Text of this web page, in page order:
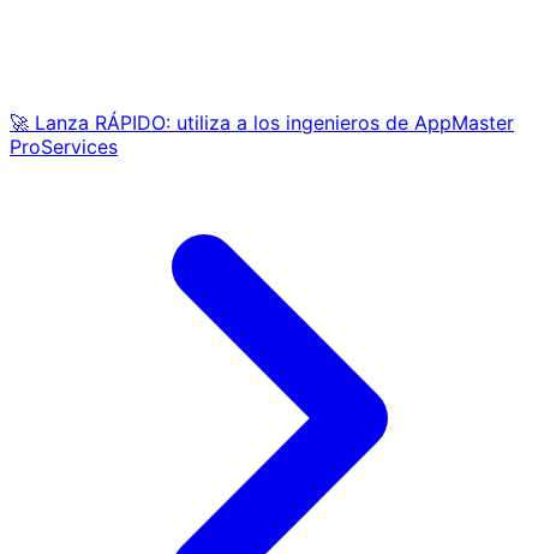
🚀 Lanza RÁPIDO: utiliza a los ingenieros de AppMaster
ProServices